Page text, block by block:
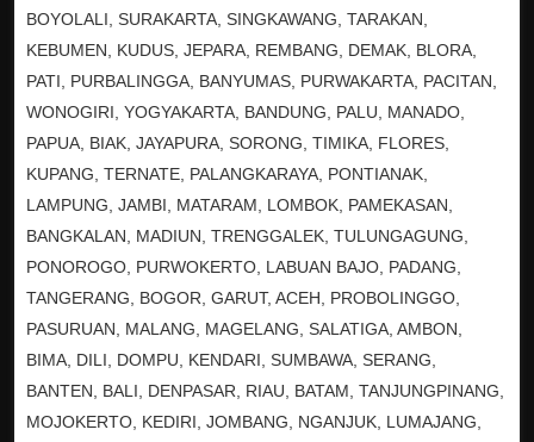
BOYOLALI, SURAKARTA, SINGKAWANG, TARAKAN,
KEBUMEN, KUDUS, JEPARA, REMBANG, DEMAK, BLORA,
PATI, PURBALINGGA, BANYUMAS, PURWAKARTA, PACITAN,
WONOGIRI, YOGYAKARTA, BANDUNG, PALU, MANADO,
PAPUA, BIAK, JAYAPURA, SORONG, TIMIKA, FLORES,
KUPANG, TERNATE, PALANGKARAYA, PONTIANAK,
LAMPUNG, JAMBI, MATARAM, LOMBOK, PAMEKASAN,
BANGKALAN, MADIUN, TRENGGALEK, TULUNGAGUNG,
PONOROGO, PURWOKERTO, LABUAN BAJO, PADANG,
TANGERANG, BOGOR, GARUT, ACEH, PROBOLINGGO,
PASURUAN, MALANG, MAGELANG, SALATIGA, AMBON,
BIMA, DILI, DOMPU, KENDARI, SUMBAWA, SERANG,
BANTEN, BALI, DENPASAR, RIAU, BATAM, TANJUNGPINANG,
MOJOKERTO, KEDIRI, JOMBANG, NGANJUK, LUMAJANG,